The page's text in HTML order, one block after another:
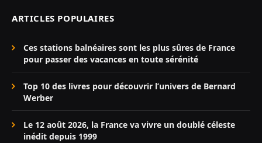
ARTICLES POPULAIRES
Ces stations balnéaires sont les plus sûres de France
pour passer des vacances en toute sérénité
Top 10 des livres pour découvrir l’univers de Bernard
Werber
Le 12 août 2026, la France va vivre un doublé céleste
inédit depuis 1999